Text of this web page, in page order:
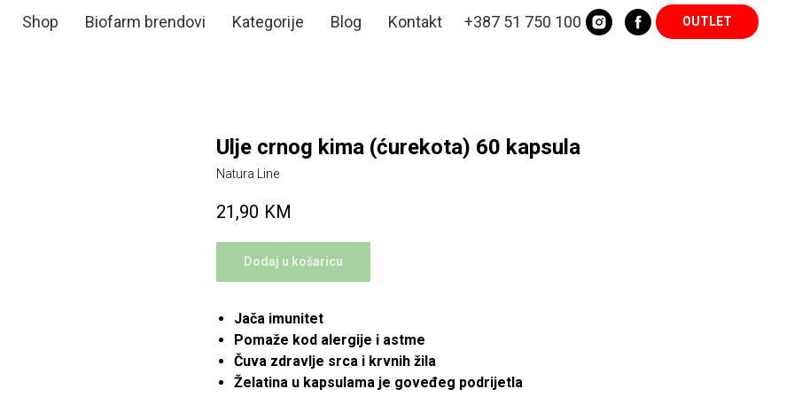
Shop Biofarm brendovi Kategorije Blog Kontakt +387 51 750 100 OUTLET
Ulje crnog kima (ćurekota) 60 kapsula
Natura Line
21,90 KM
Dodaj u košaricu
Jača imunitet
Pomaže kod alergije i astme
Čuva zdravlje srca i krvnih žila
Želatina u kapsulama je goveđeg podrijetla